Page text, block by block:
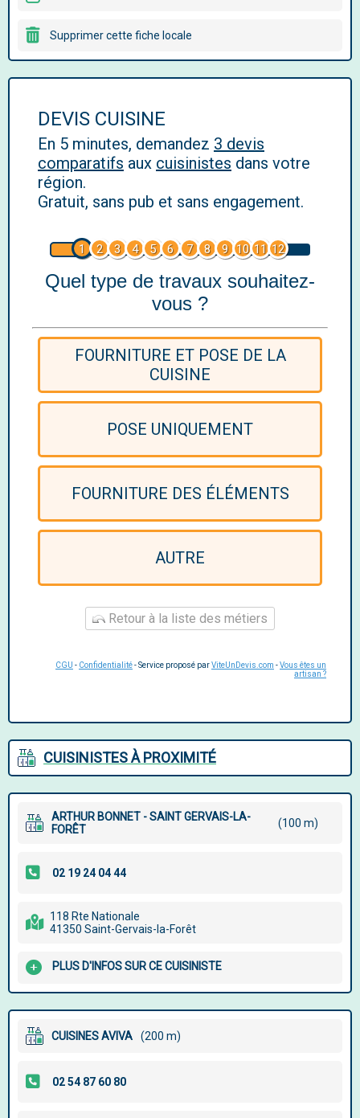
Supprimer cette fiche locale
DEVIS CUISINE
En 5 minutes, demandez 3 devis
comparatifs aux cuisinistes dans votre
région.
Gratuit, sans pub et sans engagement.
1 2 3 4 5 6 7 8 9 10 11 12
Quel type de travaux souhaitez-
vous ?
FOURNITURE ET POSE DE LA
CUISINE
POSE UNIQUEMENT
FOURNITURE DES ÉLÉMENTS
AUTRE
Retour à la liste des métiers
CGU - Confidentialité- Service proposé parViteUnDevis.com -Vous êtes un
artisan ?
CUISINISTES À PROXIMITÉ
ARTHUR BONNET - SAINT GERVAIS-LA-
FORÊT
(100 m)
118 Rte Nationale
41350 Saint-Gervais-la-Forêt
PLUS D'INFOS SUR CE CUISINISTE
CUISINES AVIVA (200 m)